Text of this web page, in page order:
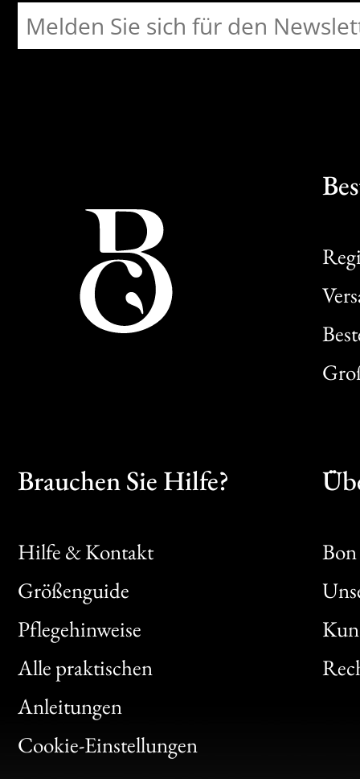
Brauchen Sie Hilfe?
Hilfe & Kontakt
Größenguide
Pflegehinweise
Alle praktischen
Anleitungen
Cookie-Einstellungen
Bon
Clic